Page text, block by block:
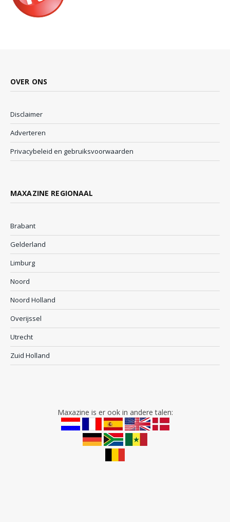
OVER ONS
Disclaimer
Adverteren
Privacybeleid en gebruiksvoorwaarden
MAXAZINE REGIONAAL
Brabant
Gelderland
Limburg
Noord
Noord Holland
Overijssel
Utrecht
Zuid Holland
Maxazine is er ook in andere talen: